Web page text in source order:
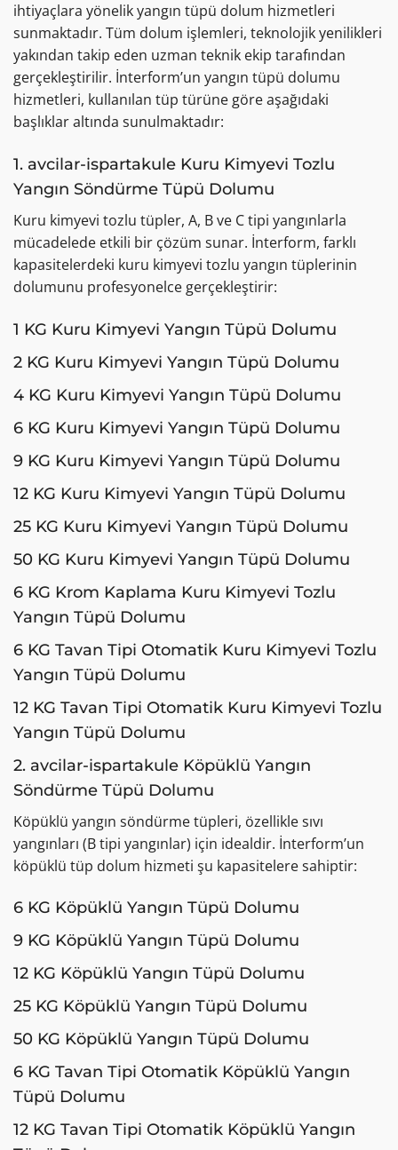
ihtiyaçlara yönelik yangın tüpü dolum hizmetleri
sunmaktadır. Tüm dolum işlemleri, teknolojik yenilikleri
yakından takip eden uzman teknik ekip tarafından
gerçekleştirilir. İnterform’un yangın tüpü dolumu
hizmetleri, kullanılan tüp türüne göre aşağıdaki
başlıklar altında sunulmaktadır:
1. avcilar-ispartakule Kuru Kimyevi Tozlu
Yangın Söndürme Tüpü Dolumu
Kuru kimyevi tozlu tüpler, A, B ve C tipi yangınlarla
mücadelede etkili bir çözüm sunar. İnterform, farklı
kapasitelerdeki kuru kimyevi tozlu yangın tüplerinin
dolumunu profesyonelce gerçekleştirir:
1 KG Kuru Kimyevi Yangın Tüpü Dolumu
2 KG Kuru Kimyevi Yangın Tüpü Dolumu
4 KG Kuru Kimyevi Yangın Tüpü Dolumu
6 KG Kuru Kimyevi Yangın Tüpü Dolumu
9 KG Kuru Kimyevi Yangın Tüpü Dolumu
12 KG Kuru Kimyevi Yangın Tüpü Dolumu
25 KG Kuru Kimyevi Yangın Tüpü Dolumu
50 KG Kuru Kimyevi Yangın Tüpü Dolumu
6 KG Krom Kaplama Kuru Kimyevi Tozlu
Yangın Tüpü Dolumu
6 KG Tavan Tipi Otomatik Kuru Kimyevi Tozlu
Yangın Tüpü Dolumu
12 KG Tavan Tipi Otomatik Kuru Kimyevi Tozlu
Yangın Tüpü Dolumu
2. avcilar-ispartakule Köpüklü Yangın
Söndürme Tüpü Dolumu
Köpüklü yangın söndürme tüpleri, özellikle sıvı
yangınları (B tipi yangınlar) için idealdir. İnterform’un
köpüklü tüp dolum hizmeti şu kapasitelere sahiptir:
6 KG Köpüklü Yangın Tüpü Dolumu
9 KG Köpüklü Yangın Tüpü Dolumu
12 KG Köpüklü Yangın Tüpü Dolumu
25 KG Köpüklü Yangın Tüpü Dolumu
50 KG Köpüklü Yangın Tüpü Dolumu
6 KG Tavan Tipi Otomatik Köpüklü Yangın
Tüpü Dolumu
12 KG Tavan Tipi Otomatik Köpüklü Yangın